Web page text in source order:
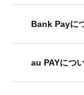
Bank Payに
au PAYにつ